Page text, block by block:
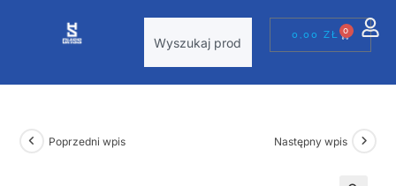
0,00ZŁ 0
Poprzedni wpis Następny wpis